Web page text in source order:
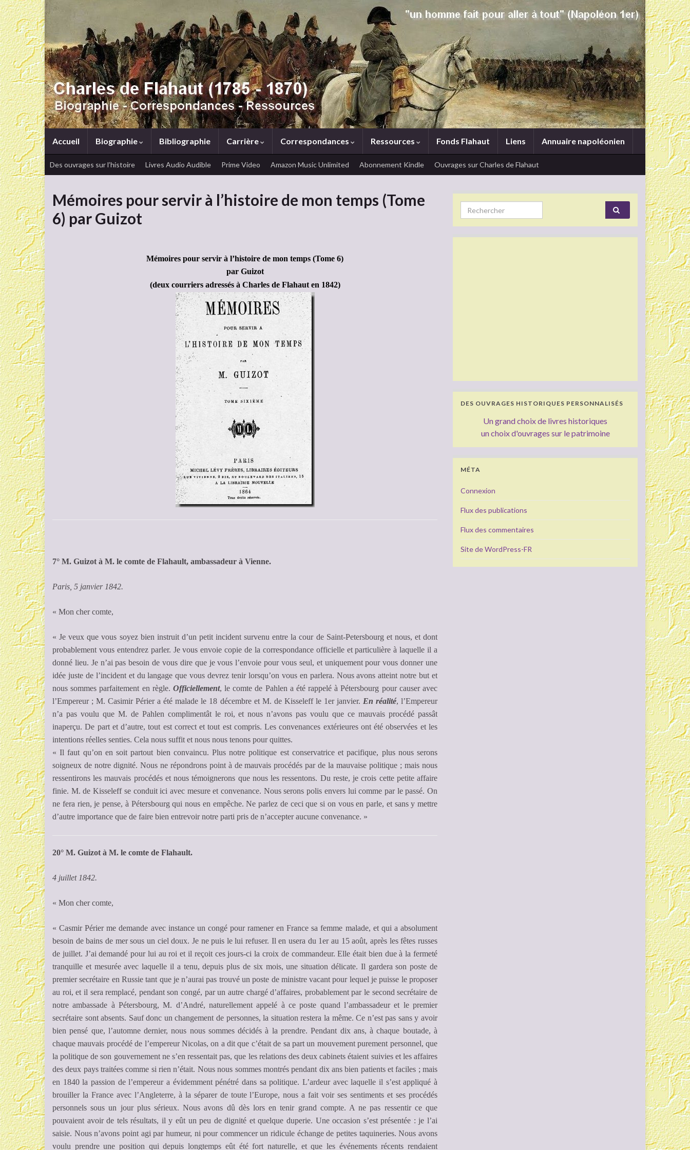
Accueil Biographie Bibliographie Carrière Correspondances Ressources Fonds Flahaut Liens Annuaire napoléonien
Des ouvrages sur l’histoire Livres Audio Audible Prime Video Amazon Music Unlimited Abonnement Kindle Ouvrages sur Charles de Flahaut
Mémoires pour servir à l’histoire de mon temps (Tome
6) par Guizot
Mémoires pour servir à l’histoire de mon temps (Tome 6)
par Guizot
(deux courriers adressés à Charles de Flahaut en 1842)
7° M. Guizot à M. le comte de Flahault, ambassadeur à Vienne.
Paris, 5 janvier 1842.
« Mon cher comte,
« Je veux que vous soyez bien instruit d’un petit incident survenu entre la cour de Saint-Petersbourg et nous, et dont
probablement vous entendrez parler. Je vous envoie copie de la correspondance officielle et particulière à laquelle il a
donné lieu. Je n’ai pas besoin de vous dire que je vous l’envoie pour vous seul, et uniquement pour vous donner une
idée juste de l’incident et du langage que vous devrez tenir lorsqu’on vous en parlera. Nous avons atteint notre but et
nous sommes parfaitement en règle. Officiellement, le comte de Pahlen a été rappelé à Pétersbourg pour causer avec
l’Empereur ; M. Casimir Périer a été malade le 18 décembre et M. de Kisseleff le 1er janvier. En réalité, l’Empereur
n’a pas voulu que M. de Pahlen complimentât le roi, et nous n’avons pas voulu que ce mauvais procédé passât
inaperçu. De part et d’autre, tout est correct et tout est compris. Les convenances extérieures ont été observées et les
intentions réelles senties. Cela nous suffit et nous nous tenons pour quittes.
« Il faut qu’on en soit partout bien convaincu. Plus notre politique est conservatrice et pacifique, plus nous serons
soigneux de notre dignité. Nous ne répondrons point à de mauvais procédés par de la mauvaise politique ; mais nous
ressentirons les mauvais procédés et nous témoignerons que nous les ressentons. Du reste, je crois cette petite affaire
finie. M. de Kisseleff se conduit ici avec mesure et convenance. Nous serons polis envers lui comme par le passé. On
ne fera rien, je pense, à Pétersbourg qui nous en empêche. Ne parlez de ceci que si on vous en parle, et sans y mettre
d’autre importance que de faire bien entrevoir notre parti pris de n’accepter aucune convenance. »
20° M. Guizot à M. le comte de Flahault.
4 juillet 1842.
« Mon cher comte,
« Casmir Périer me demande avec instance un congé pour ramener en France sa femme malade, et qui a absolument
besoin de bains de mer sous un ciel doux. Je ne puis le lui refuser. Il en usera du 1er au 15 août, après les fêtes russes
de juillet. J’ai demandé pour lui au roi et il reçoit ces jours-ci la croix de commandeur. Elle était bien due à la fermeté
tranquille et mesurée avec laquelle il a tenu, depuis plus de six mois, une situation délicate. Il gardera son poste de
premier secrétaire en Russie tant que je n’aurai pas trouvé un poste de ministre vacant pour lequel je puisse le proposer
au roi, et il sera remplacé, pendant son congé, par un autre chargé d’affaires, probablement par le second secrétaire de
notre ambassade à Pétersbourg, M. d’André, naturellement appelé à ce poste quand l’ambassadeur et le premier
secrétaire sont absents. Sauf donc un changement de personnes, la situation restera la même. Ce n’est pas sans y avoir
bien pensé que, l’automne dernier, nous nous sommes décidés à la prendre. Pendant dix ans, à chaque boutade, à
chaque mauvais procédé de l’empereur Nicolas, on a dit que c’était de sa part un mouvement purement personnel, que
la politique de son gouvernement ne s’en ressentait pas, que les relations des deux cabinets étaient suivies et les affaires
des deux pays traitées comme si rien n’était. Nous nous sommes montrés pendant dix ans bien patients et faciles ; mais
en 1840 la passion de l’empereur a évidemment pénétré dans sa politique. L’ardeur avec laquelle il s’est appliqué à
brouiller la France avec l’Angleterre, à la séparer de toute l’Europe, nous a fait voir ses sentiments et ses procédés
personnels sous un jour plus sérieux. Nous avons dû dès lors en tenir grand compte. A ne pas ressentir ce que
pouvaient avoir de tels résultats, il y eût un peu de dignité et quelque duperie. Une occasion s’est présentée : je l’ai
saisie. Nous n’avons point agi par humeur, ni pour commencer un ridicule échange de petites taquineries. Nous avons
voulu prendre une position qui depuis longtemps eût été fort naturelle, et que les événements récents rendaient
Search for:
DES OUVRAGES HISTORIQUES PERSONNALISÉS
Un grand choix de livres historiques
un choix d'ouvrages sur le patrimoine
MÉTA
Connexion
Flux des publications
Flux des commentaires
Site de WordPress-FR